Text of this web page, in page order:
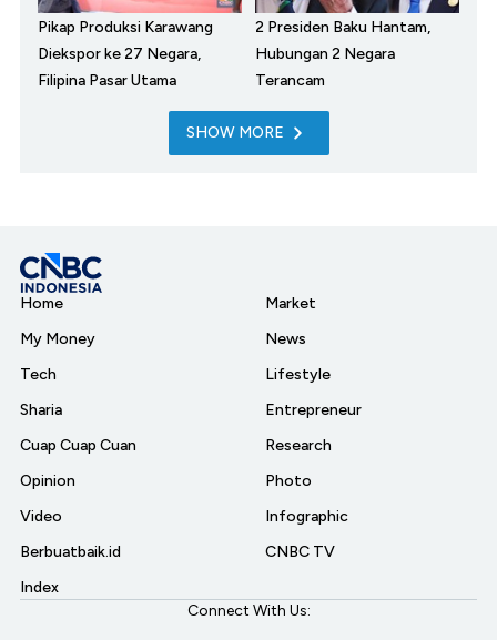
Pikap Produksi Karawang
Diekspor ke 27 Negara,
Filipina Pasar Utama
2 Presiden Baku Hantam,
Hubungan 2 Negara
Terancam
SHOW MORE
Home
My Money
Tech
Sharia
Cuap Cuap Cuan
Opinion
Video
Berbuatbaik.id
Index
Market
News
Lifestyle
Entrepreneur
Research
Photo
Infographic
CNBC TV
Connect With Us: